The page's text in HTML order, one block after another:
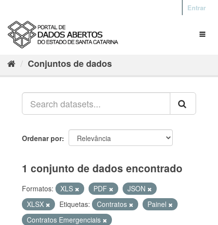
Entrar
Conjuntos de dados
Ordenar por
1 conjunto de dados encontrado
Formatos: XLS PDF
JSON
XLSX
Etiquetas: Contratos
Painel
Contratos Emergenciais